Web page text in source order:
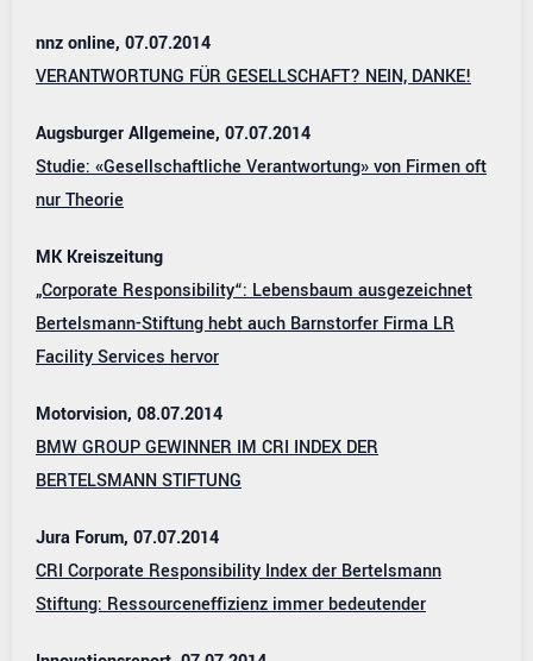
nnz online, 07.07.2014
VERANTWORTUNG FÜR GESELLSCHAFT? NEIN, DANKE!
Augsburger Allgemeine, 07.07.2014
Studie: «Gesellschaftliche Verantwortung» von Firmen oft
nur Theorie
MK Kreiszeitung
„Corporate Responsibility“: Lebensbaum ausgezeichnet
Bertelsmann-Stiftung hebt auch Barnstorfer Firma LR
Facility Services hervor
Motorvision, 08.07.2014
BMW GROUP GEWINNER IM CRI INDEX DER
BERTELSMANN STIFTUNG
Jura Forum, 07.07.2014
CRI Corporate Responsibility Index der Bertelsmann
Stiftung: Ressourceneffizienz immer bedeutender